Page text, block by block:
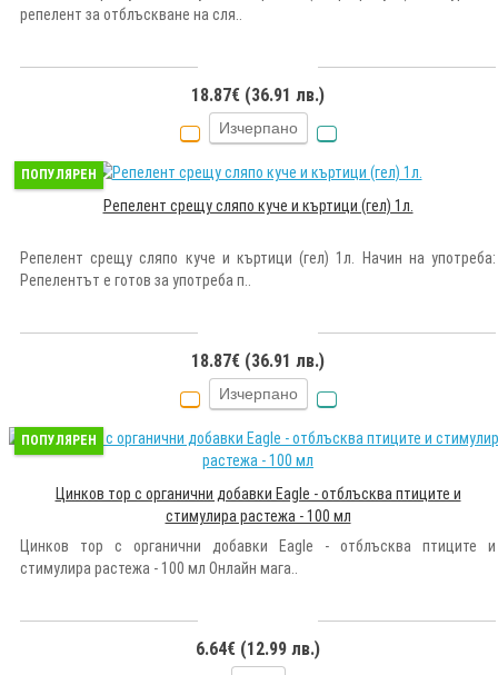
репелент за отблъскване на сля..
18.87€ (36.91 лв.)
Изчерпано
ПОПУЛЯРЕН
Репелент срещу сляпо куче и къртици (гел) 1л.
Репелент срещу сляпо куче и къртици (гел) 1л. Начин на употреба:
Репелентът е готов за употреба п..
18.87€ (36.91 лв.)
Изчерпано
ПОПУЛЯРЕН
Цинков тор с органични добавки Eagle - отблъсква птиците и
стимулира растежа - 100 мл
Цинков тор с органични добавки Eagle - отблъсква птиците и
стимулира растежа - 100 мл Онлайн мага..
6.64€ (12.99 лв.)